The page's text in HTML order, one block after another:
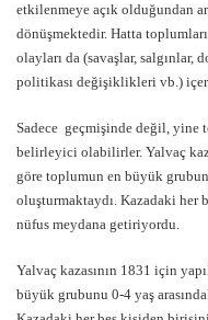
etkilenmeye açık olduğundan
dönüşmektedir. Hatta
olayları da (savaşlar,
politikası değişiklikleri vb.)
Sadece geçmişinde değil, yine
belirleyici olabilirler. Yalvaç
göre toplumun en büyük
oluşturmaktaydı. Kazadaki her
nüfus meydana getiriyordu.
Yalvaç kazasının 1831 için
büyük grubunu 0-4 yaş